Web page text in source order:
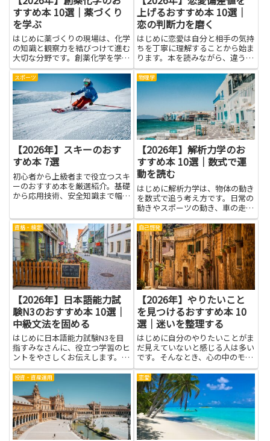
すすめ本 10選｜薬づくり
を学ぶ
はじめに薬づくりの現場は、化学
の知識と観察力を結びつけて進む
大切な分野です。創薬化学を学ぶ
と、体に役立つ薬がどのように生
まれるのか、その過程をわかりや
すく理解できます。基礎の理解が
深まると、研究の道筋や実験の意
味が見えやすくなり、難しい用
語...
上げるおすすめ本 10選｜
恋の判断力を磨く
はじめに恋愛は自分と相手の気持
ちを丁寧に理解することから始ま
ります。本を読みながら、違う考
え方や感じ方を知ると、相手の気
持ちを想像する力が自然と鍛えら
れます。この記事では、恋愛偏差
値を上げるためのやさしいヒント
を、日常で実践しやすい形でお
伝...
スポーツ
【2026年】スキーのおす
すめ本 7選
初心者から上級者まで役立つスキ
ーのおすすめ本を厳選紹介。基礎
から応用技術、安全知識まで幅広
物理学
【2026年】解析力学のお
すすめ本 10選｜数式で運
動を読む
はじめに解析力学は、物体の動き
を数式で追う考え方です。日常の
動きやスポーツの動き、車の走り
方まで、原因と結果をつなぐ道具
として役立ちます。難しそうに見
える公式も、身の回りの現象を説
明するために使われ、理解が進む
と何が起きているのかが見える
よ...
資格・検定
【2026年】日本語能力試
験N3のおすすめ本 10選｜
中級文法を固める
はじめに日本語能力試験N3を目
指すみなさんに、役立つ学習のヒ
ントをやさしくお伝えします。中
級文法を固めるには、短い物語や
会話の中で文法を自然に使える練
習が大切です。この記事では、
N3に合う本を選ぶときのポイン
トを難しくなく理解できるよう、
例...
自己啓発
【2026年】やりたいこと
を見つけるおすすめ本 10
選｜迷いを整理する
はじめに自分のやりたいことがま
だ見えていないと感じる人は多い
です。そんなとき、心の中のモヤ
モヤを整理することが、まず大切
な第一歩になります。自分の気持
ちを探る作業は、特別な知識がな
くても始められます。難しそうに
思えるかもしれませんが、身の
回...
投資・資産運用 恋愛